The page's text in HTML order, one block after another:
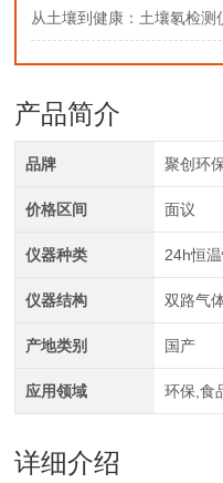
从土壤到健康：土壤氡检测
产品简介
品牌 聚创环
价格区间 面议
仪器种类 24h恒
仪器结构 双路气
产地类别 国产
应用领域 环保,食
详细介绍